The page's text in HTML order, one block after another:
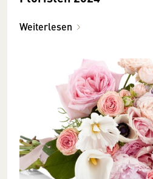
Weiterlesen